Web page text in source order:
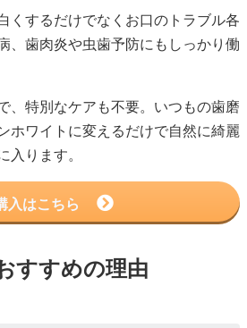
くするだけでなくお口のトラブル各
、歯肉炎や虫歯予防にもしっかり働
、特別なケアも不要。いつもの歯磨
ホワイトに変えるだけで自然に綺麗
入ります。
入はこちら
すすめの理由